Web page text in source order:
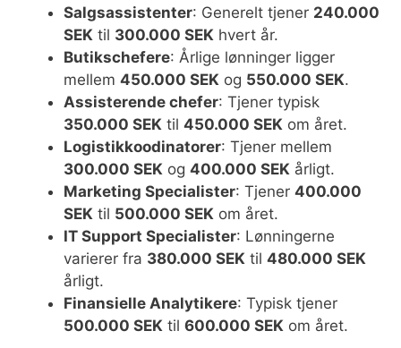
Salgsassistenter: Generelt tjener 240.000
SEK til 300.000 SEK hvert år.
Butikschefere: Årlige lønninger ligger
mellem 450.000 SEK og 550.000 SEK.
Assisterende chefer: Tjener typisk
350.000 SEK til 450.000 SEK om året.
Logistikkoodinatorer: Tjener mellem
300.000 SEK og 400.000 SEK årligt.
Marketing Specialister: Tjener 400.000
SEK til 500.000 SEK om året.
IT Support Specialister: Lønningerne
varierer fra 380.000 SEK til 480.000 SEK
årligt.
Finansielle Analytikere: Typisk tjener
500.000 SEK til 600.000 SEK om året.